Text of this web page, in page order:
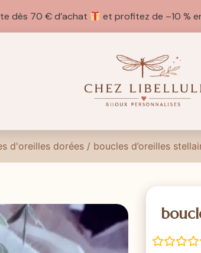
dès 70 € d’achat et profitez de –10 %
d'oreilles dorées / boucles d’oreilles